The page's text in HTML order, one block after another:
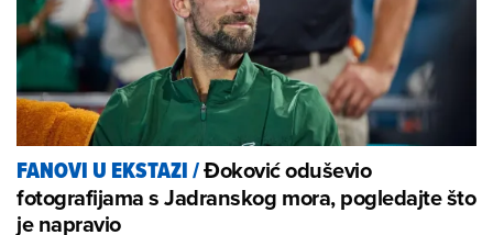
FANOVI U EKSTAZI/Đoković oduševio
fotografijama s Jadranskog mora, pogledajte što
je napravio